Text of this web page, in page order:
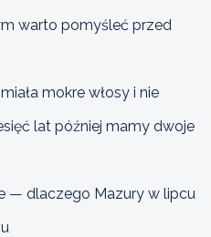
warto pomyśleć przed
mokre włosy i nie
lat później mamy dwoje
— dlaczego Mazury w lipcu